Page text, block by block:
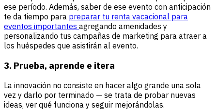
ese período. Además, saber de ese evento con anticipación
te da tiempo para preparar tu renta vacacional para
eventos importantes agregando amenidades y
personalizando tus campañas de marketing para atraer a
los huéspedes que asistirán al evento.
3. Prueba, aprende e itera
La innovación no consiste en hacer algo grande una sola
vez y darlo por terminado — se trata de probar nuevas
ideas, ver qué funciona y seguir mejorándolas.